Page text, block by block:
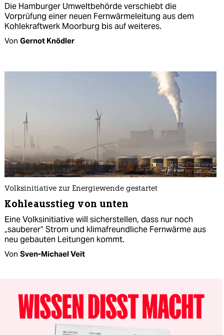
Die Hamburger Umweltbehörde verschiebt die
Vorprüfung einer neuen Fernwärmeleitung aus dem
Kohlekraftwerk Moorburg bis auf weiteres.
Von Gernot Knödler
Volksinitiative zur Energiewende gestartet
Kohleausstieg von unten
Eine Volksinitiative will sicherstellen, dass nur noch
„sauberer“ Strom und klimafreundliche Fernwärme aus
neu gebauten Leitungen kommt.
Von Sven-Michael Veit